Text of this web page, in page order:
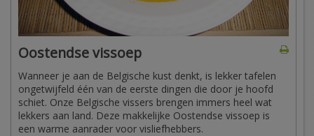
Oostendse vissoep
Wanneer je aan de Belgische kust denkt, is lekker tafelen
ongetwijfeld één van de eerste dingen die door je hoofd
schiet. Onze Belgische vissers brengen immers heel wat
lekkers aan land. Deze makkelijke Oostendse vissoep is
een warme aanrader voor visliefhebbers.